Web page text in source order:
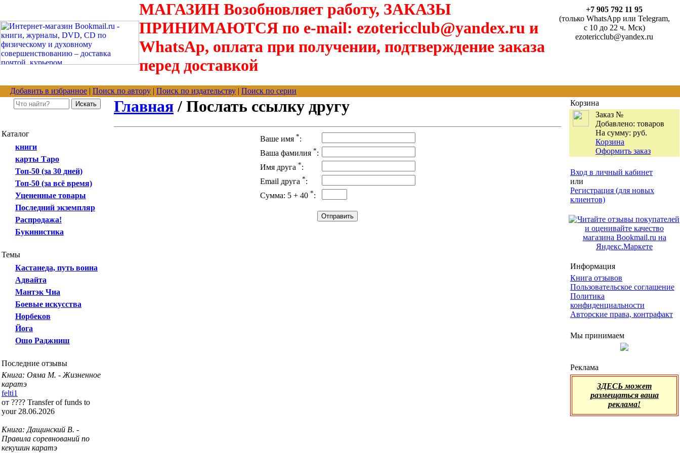
МАГАЗИН Возобновляет работу, ЗАКАЗЫ
ПРИНИМАЮТСЯ по e-mail: ezotericclub@yandex.ru и
WhatsAp, оплата при получении, подтверждение заказа
перед доставкой
+7 905 792 11 95
(только WhatsApp или Telegram,
с 10 до 22 ч. Мск)
ezotericclub@yandex.ru
Добавить в избранное | Поиск по автору | Поиск по издательству | Поиск по серии
Каталог
книги
карты Таро
Топ-50 (за 30 дней)
Топ-50 (за всё время)
Уцененные товары
Последний экземпляр
Распродажа!
Букинистика
Темы
Кастанеда, путь воина
Адвайта
Мантэк Чиа
Боевые искусства
Норбеков
Йога
Ошо Раджниш
Последние отзывы
Книга: Ояма М. - Жизненное
каратэ
felti1
от ???? Transfer of funds to
your 28.06.2026
Книга: Дащинский В. -
Правила соревнований по
кекушин каратэ
Главная / Послать ссылку другу
Ваше имя *:
Ваша фамилия *:
Имя друга *:
Email друга *:
Сумма: 5 + 40 *:
Корзина
Заказ №
Добавлено: товаров
На сумму: руб.
Корзина
Оформить заказ
Вход в личный кабинет
или
Регистрация (для новых
клиентов)
Информация
Книга отзывов
Пользовательское соглашение
Политика
конфиденциальности
Авторские права, контрафакт
Мы принимаем
Реклама
ЗДЕСЬ может
размещаться ваша
реклама!